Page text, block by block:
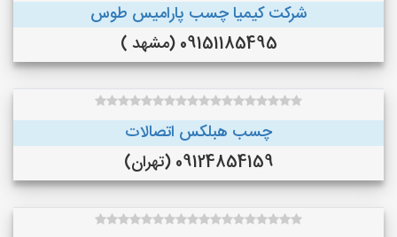
شرکت کیمیا چسب پارامیس طوس
09151185495 (مشهد )
چسب هبلکس اتصالات
09124854159 (تهران)